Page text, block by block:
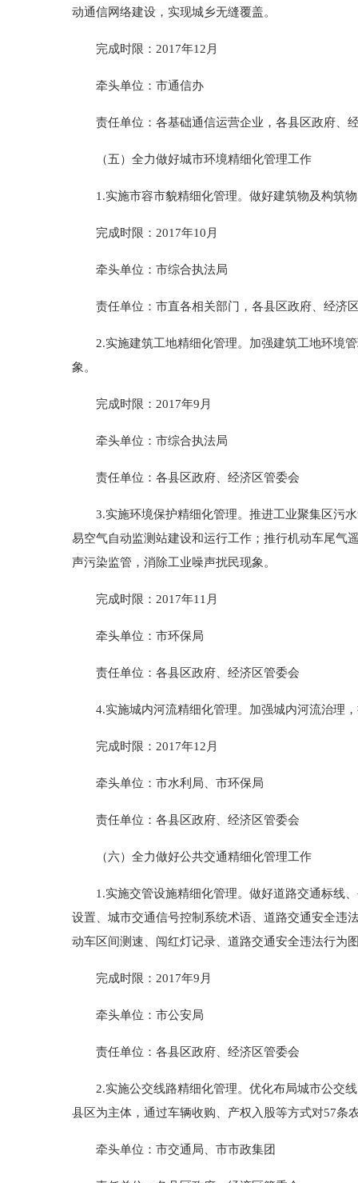
动通信网络建设，实现城乡无缝覆盖。
完成时限：2017年12月
牵头单位：市通信办
责任单位：各基础通信运营企业，各县区政府、
（五）全力做好城市环境精细化管理工作
1.实施市容市貌精细化管理。做好建筑物及构筑物
完成时限：2017年10月
牵头单位：市综合执法局
责任单位：市直各相关部门，各县区政府、经济
2.实施建筑工地精细化管理。加强建筑工地环境管
象。
完成时限：2017年9月
牵头单位：市综合执法局
责任单位：各县区政府、经济区管委会
3.实施环境保护精细化管理。推进工业聚集区污水
易空气自动监测站建设和运行工作；推行机动车尾气
声污染监管，消除工业噪声扰民现象。
完成时限：2017年11月
牵头单位：市环保局
责任单位：各县区政府、经济区管委会
4.实施城内河流精细化管理。加强城内河流治理，
完成时限：2017年12月
牵头单位：市水利局、市环保局
责任单位：各县区政府、经济区管委会
（六）全力做好公共交通精细化管理工作
1.实施交管设施精细化管理。做好道路交通标线、
设置、城市交通信号控制系统术语、道路交通安全违
动车区间测速、闯红灯记录、道路交通安全违法行为
完成时限：2017年9月
牵头单位：市公安局
责任单位：各县区政府、经济区管委会
2.实施公交线路精细化管理。优化布局城市公交线
县区为主体，通过车辆收购、产权入股等方式对57条
牵头单位：市交通局、市市政集团